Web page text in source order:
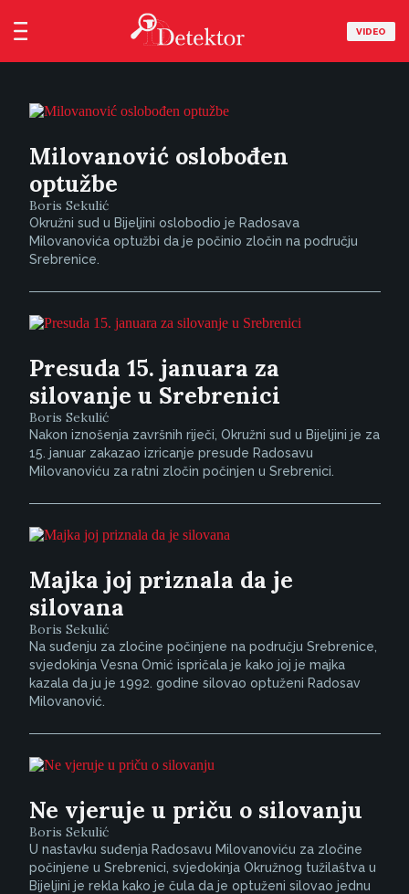
VIDEO
Milovanović oslobođen
optužbe
Boris Sekulić
Okružni sud u Bijeljini oslobodio je Radosava
Milovanovića optužbi da je počinio zločin na području
Srebrenice.
Presuda 15. januara za
silovanje u Srebrenici
Boris Sekulić
Nakon iznošenja završnih riječi, Okružni sud u Bijeljini je za
15. januar zakazao izricanje presude Radosavu
Milovanoviću za ratni zločin počinjen u Srebrenici.
Majka joj priznala da je
silovana
Boris Sekulić
Na suđenju za zločine počinjene na području Srebrenice,
svjedokinja Vesna Omić ispričala je kako joj je majka
kazala da ju je 1992. godine silovao optuženi Radosav
Milovanović.
Ne vjeruje u priču o silovanju
Boris Sekulić
U nastavku suđenja Radosavu Milovanoviću za zločine
počinjene u Srebrenici, svjedokinja Okružnog tužilaštva u
Bijeljini je rekla kako je čula da je optuženi silovao jednu